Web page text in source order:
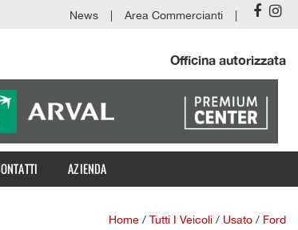
News Area Commercianti
Officina autorizzata
AZIENDA
Home / Tutti I Veicoli / Usato / Ford